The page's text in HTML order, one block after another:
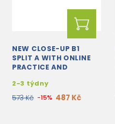
NEW CLOSE-UP B1
SPLIT A WITH ONLINE
PRACTICE AND
2-3 týdny
573 Kč -15% 487 Kč